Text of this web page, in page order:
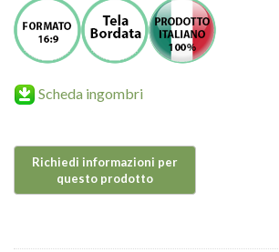
Scheda ingombri